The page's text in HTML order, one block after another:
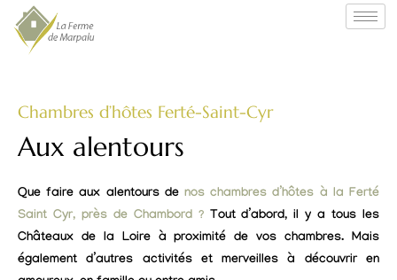
Chambres d’hôtes Ferté-Saint-Cyr
Aux alentours
Que faire aux alentours de nos chambres d’hôtes à la Ferté
Saint Cyr, près de Chambord ?Tout d’abord, il y a tous les
Châteaux de la Loire à proximité de vos chambres. Mais
également d’autres activités et merveilles à découvrir en